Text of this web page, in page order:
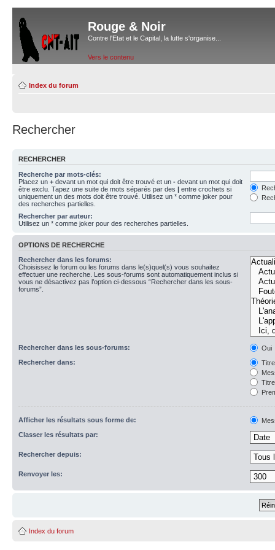
Rouge & Noir
Contre l'Etat et le Capital, la lutte s'organise...
Vers le contenu
Index du forum
Rechercher
RECHERCHER
Recherche par mots-clés:
Placez un + devant un mot qui doit être trouvé et un - devant un mot qui doit
être exclu. Tapez une suite de mots séparés par des | entre crochets si
uniquement un des mots doit être trouvé. Utilisez un * comme joker pour
des recherches partielles.
Rechercher par auteur:
Utilisez un * comme joker pour des recherches partielles.
OPTIONS DE RECHERCHE
Rechercher dans les forums:
Choisissez le forum ou les forums dans le(s)quel(s) vous souhaitez
effectuer une recherche. Les sous-forums sont automatiquement inclus si
vous ne désactivez pas l’option ci-dessous “Rechercher dans les sous-
forums”.
Rechercher dans les sous-forums:
Oui
Rechercher dans:
Afficher les résultats sous forme de:
Classer les résultats par:
Rechercher depuis:
Renvoyer les:
Index du forum